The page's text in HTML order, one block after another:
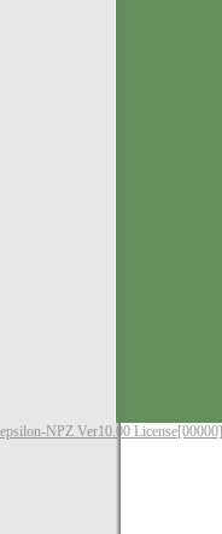
epsilon-NPZ Ver10.00 License[00000]